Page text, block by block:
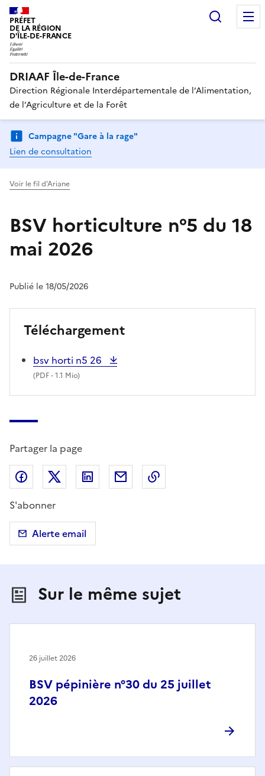
PRÉFET
DE LA RÉGION
D'ÎLE-DE-FRANCE
DRIAAF Île-de-France
Direction Régionale Interdépartementale de l’Alimentation,
de l’Agriculture et de la Forêt
Campagne "Gare à la rage"
Lien de consultation
Voir le fil d'Ariane
BSV horticulture n°5 du 18
mai 2026
Publié le 18/05/2026
Téléchargement
bsv horti n5 26
(PDF- 1.1 Mio)
Partager la page
Partager sur Facebook
Partager sur X (anciennement Twitter)
Partager sur LinkedIn
Partager par email
S'abonner
Alerte email
Sur le même sujet
BSV pépinière n°30 du 25 juillet
2026
26 juillet 2026